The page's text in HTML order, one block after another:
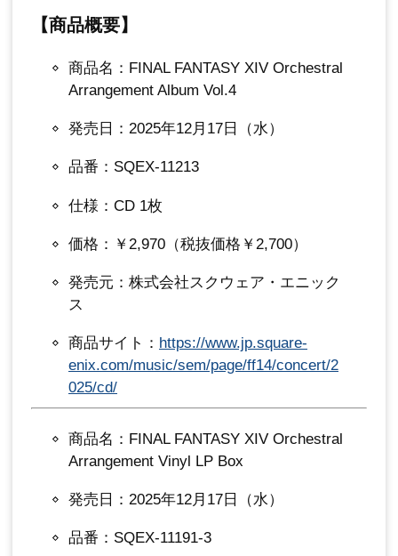
【商品概要】
商品名：FINAL FANTASY XIV Orchestral
Arrangement Album Vol.4
発売日：2025年12月17日（水）
品番：SQEX-11213
仕様：CD 1枚
価格：￥2,970（税抜価格￥2,700）
発売元：株式会社スクウェア・エニック
ス
商品サイト： https://www.jp.square-
enix.com/music/sem/page/ff14/concert/2
025/cd/
商品名：FINAL FANTASY XIV Orchestral
Arrangement Vinyl LP Box
発売日：2025年12月17日（水）
品番：SQEX-11191-3